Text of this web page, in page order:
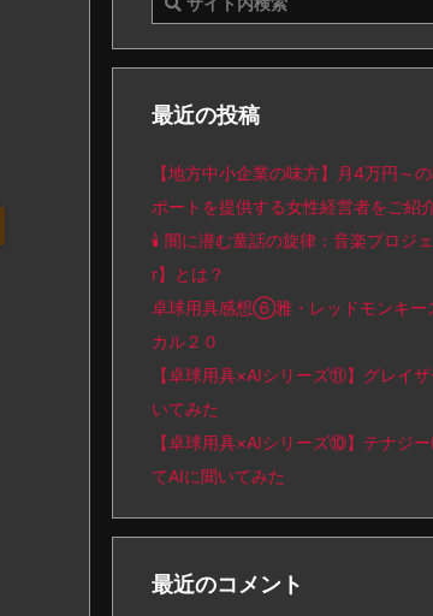
最近の投稿
【地方中小企業の味方】月4万円～
ポートを提供する女性経営者をご紹
🕯️ 闇に潜む童話の旋律：音楽プロジ
r】とは？
卓球用具感想⑥雅・レッドモンキー
カル２０
【卓球用具×AIシリーズ⑪】グレイ
いてみた
【卓球用具×AIシリーズ⑩】テナジ
てAIに聞いてみた
最近のコメント